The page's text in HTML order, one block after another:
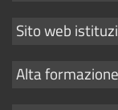
link
Mostra
link
Sito web
Mostra
Alta formazione